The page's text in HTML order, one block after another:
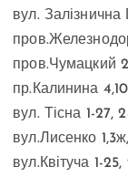
вул. Залізнична
пров.Чумацкий
пр.Калинина
вул. Тісна 1-27,
вул.Лисенко
вул.Квітуча 1-25,